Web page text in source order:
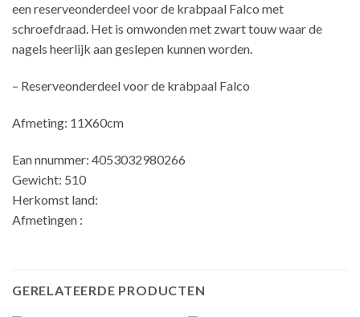
een reserveonderdeel voor de krabpaal Falco met
schroefdraad. Het is omwonden met zwart touw waar de
nagels heerlijk aan geslepen kunnen worden.
– Reserveonderdeel voor de krabpaal Falco
Afmeting: 11X60cm
Ean nnummer: 4053032980266
Gewicht: 510
Herkomst land:
Afmetingen :
GERELATEERDE PRODUCTEN